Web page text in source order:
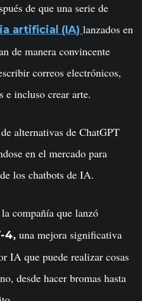
de que una serie de
artificial (IA) lanzados en
de manera convincente
correos electrónicos,
e incluso crear arte.
alternativas de ChatGPT
en el mercado para
los chatbots de IA.
la compañía que lanzó
4, una mejora significativa
IA que puede realizar cosas
desde hacer bromas hasta